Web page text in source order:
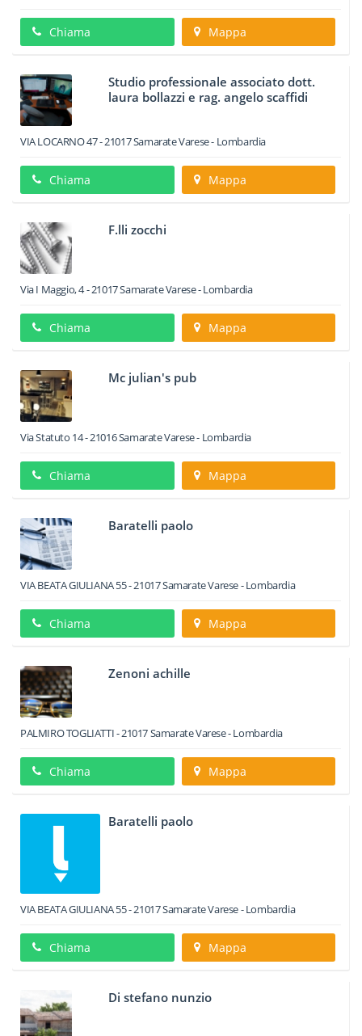
Chiama Mappa
Studio professionale associato dott.
laura bollazzi e rag. angelo scaffidi
VIA LOCARNO 47-21017SamarateVarese - Lombardia
Chiama Mappa
F.lli zocchi
Via I Maggio, 4-21017SamarateVarese -Lombardia
Chiama Mappa
Mc julian's pub
Via Statuto 14-21016SamarateVarese - Lombardia
Chiama Mappa
Baratelli paolo
VIA BEATA GIULIANA 55-21017SamarateVarese -Lombardia
Chiama Mappa
Zenoni achille
PALMIRO TOGLIATTI-21017SamarateVarese -Lombardia
Chiama Mappa
Baratelli paolo
VIA BEATA GIULIANA 55-21017SamarateVarese -Lombardia
Chiama Mappa
Di stefano nunzio